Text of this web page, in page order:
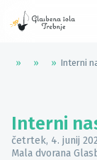
» » » Interni
Interni
četrtek, 4. junij
Mala dvorana